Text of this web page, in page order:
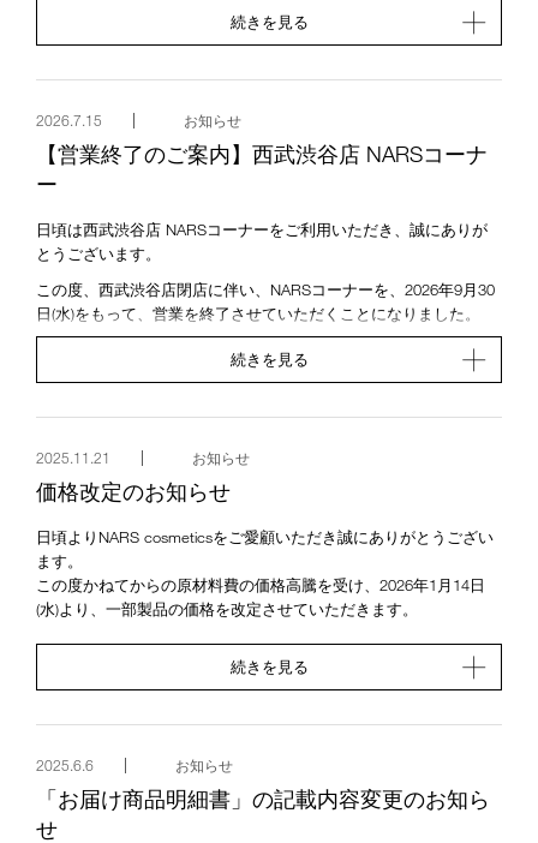
れないよう十分ご注意ください。
め、以下の点にご留意いただきますようお願いいたします。
NARSの商品は、オフィシャルサイト、NARS取扱店、また
は信頼できるオンラインストアからご購入ください。
い。
公式運営サイト・店舗案内：
ージは以下のとおりです。
NARS Cosmetics オフィシャルサイト (本サイト)
https://www.narscosmetics.jp/stores
続きを見る
2026.7.15 お知らせ
【営業終了のご案内】西武渋谷店 NARSコーナ
ー
日頃は西武渋谷店 NARSコーナーをご利用いただき、誠にありが
とうございます。
この度、西武渋谷店閉店に伴い、NARSコーナーを、2026年9月30
日(水)をもって、営業を終了させていただくことになりました。
お客さまにはオープン以来、多くのご厚情を賜り、心よりお礼申
し上げます。 大変ご不便をおかけし誠に申し訳ありませんが、何
たしましては、渋谷スクランブルスクエア店 NARSコーナー、
NARS（セミセルフ店舗）がございます。
尚、リワーズプログラムにつきまして、西武渋谷店でお受け取り
をご希望の場合には、受付が7/31までとなります。（申込受付：
7/31まで、店頭受取：9/30まで）
7/31までに西武渋谷店でのお受け取りをお申込みされた方は、8/21
～9/30まで同店でのお受け取りが可能です。
択していただきますようお願いいたします。
今後ともNARS製品のより一層のご愛用を賜りますよう、よろしく
続きを見る
2025.11.21 お知らせ
価格改定のお知らせ
日頃よりNARS cosmeticsをご愛顧いただき誠にありがとうござい
ます。
この度かねてからの原材料費の価格高騰を受け、2026年1月14日
(水)より、一部製品の価格を改定させていただきます。
【よくあるご質問】
オンラインショッピングご利用時の取り扱いについて
Q 価格変更前にオーダーをして、変更後に受け取るのですがどち
Q 指定日配送をし、価格変更後に受け取るのですがどちらの金額
が適用になりますか？
A ご注文時の価格でお受けいたします。
続きを見る
2025.6.6 お知らせ
「お届け商品明細書」の記載内容変更のお知ら
せ